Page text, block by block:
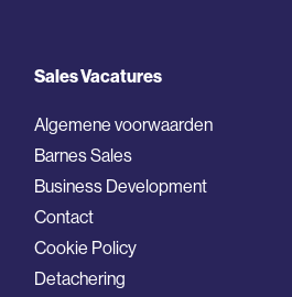
Sales Vacatures
Algemene voorwaarden
Barnes Sales
Business Development
Contact
Cookie Policy
Detachering